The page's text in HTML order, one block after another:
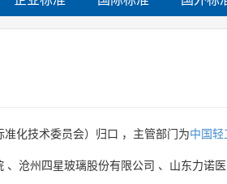
准化技术委员会）归口 ，主管部门为中国轻
、 沧州四星玻璃股份有限公司 、 山东力诺